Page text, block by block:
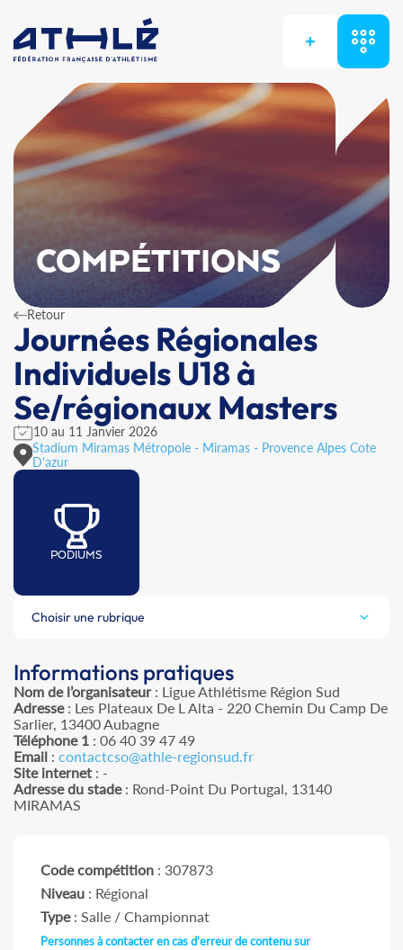
+
COMPÉTITIONS
Retour
Journées Régionales
Individuels U18 à
Se/régionaux Masters
10 au 11 Janvier 2026
Stadium Miramas Métropole - Miramas - Provence Alpes Cote
D'azur
PODIUMS
Choisir une rubrique
Informations pratiques
Nom de l’organisateur: Ligue Athlétisme Région Sud
Adresse: Les Plateaux De L Alta - 220 Chemin Du Camp De
Sarlier, 13400 Aubagne
Téléphone 1 : 06 40 39 47 49
Email : contactcso@athle-regionsud.fr
Site internet : -
Adresse du stade: Rond-Point Du Portugal, 13140
MIRAMAS
Code compétition : 307873
Niveau : Régional
Type: Salle / Championnat
Personnes à contacter en cas d'erreur de contenu sur